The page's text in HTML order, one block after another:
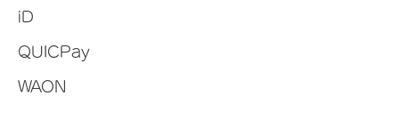
iD
QUICPay
WAON